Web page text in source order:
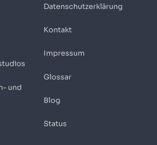
und
Datenschutzerklärung
Kontakt
Impressum
Glossar
Blog
Status